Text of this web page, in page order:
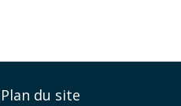
Plan du site